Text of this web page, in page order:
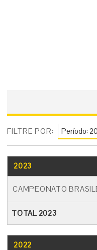
FILTRE POR:
2023
CAMPEONATO
TOTAL 2023
2022